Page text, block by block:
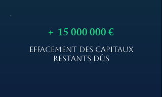
+ 15 000 000€
EFFACEMENT DES CAPITAUX
RESTANTS DÛS